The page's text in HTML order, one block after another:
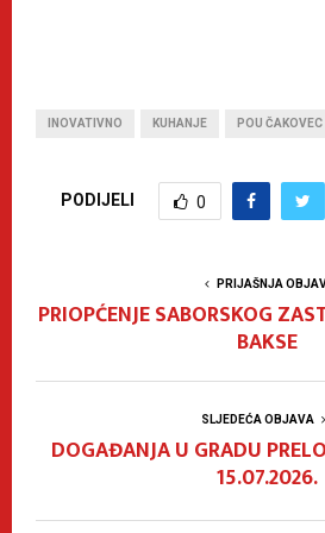
INOVATIVNO KUHANJE POU ČAKOVEC
PODIJELI 0
PRIJAŠNJA
PRIOPĆENJE SABORSKOG
BAKSE
SLJEDEĆA OBJAVA
DOGAĐANJA U GRADU
15.07.2026.